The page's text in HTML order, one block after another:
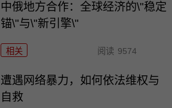
中俄地方合作：全球经济的\"稳定
锚\"与\"新引擎\"
相关 阅读 9574
遭遇网络暴力，如何依法维权与
自救